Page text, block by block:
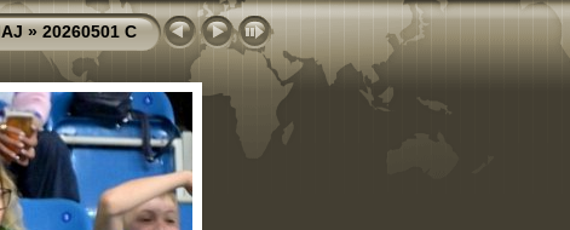
»20260501 C